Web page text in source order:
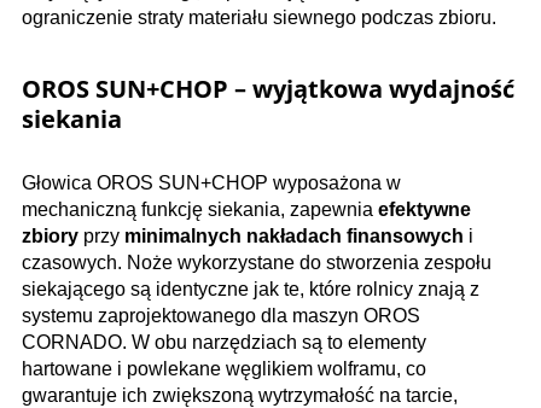
ograniczenie straty materiału siewnego podczas zbioru.
OROS SUN+CHOP – wyjątkowa wydajność
siekania
Głowica OROS SUN+CHOP wyposażona w
mechaniczną funkcję siekania, zapewnia efektywne
zbiory przy minimalnych nakładach finansowych i
czasowych. Noże wykorzystane do stworzenia zespołu
siekającego są identyczne jak te, które rolnicy znają z
systemu zaprojektowanego dla maszyn OROS
CORNADO. W obu narzędziach są to elementy
hartowane i powlekane węglikiem wolframu, co
gwarantuje ich zwiększoną wytrzymałość na tarcie,